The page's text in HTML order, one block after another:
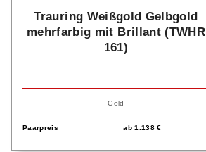
Trauring Weißgold Gelbgold
mehrfarbig mit Brillant (TWHR
161)
Gold
Paarpreis ab1.138€